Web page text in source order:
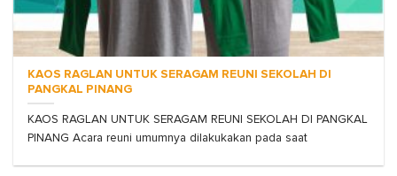
KAOS RAGLAN UNTUK SERAGAM REUNI SEKOLAH DI
PANGKAL PINANG
KAOS RAGLAN UNTUK SERAGAM REUNI SEKOLAH DI PANGKAL
PINANG Acara reuni umumnya dilakukakan pada saat